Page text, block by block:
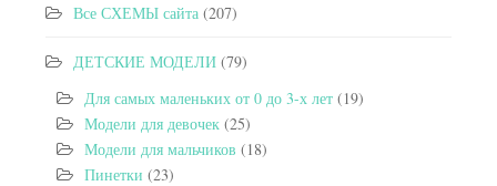
Все СХЕМЫ сайта (207)
ДЕТСКИЕ МОДЕЛИ (79)
Для самых маленьких от 0 до 3-х лет (19)
Модели для девочек (25)
Модели для мальчиков (18)
Пинетки (23)